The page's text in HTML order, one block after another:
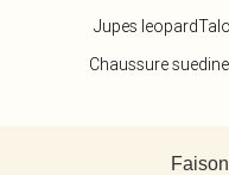
Jupes leopard
Chaussure suedine